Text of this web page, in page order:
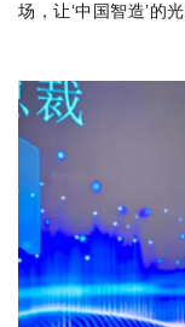
场，让‘中国智造’的